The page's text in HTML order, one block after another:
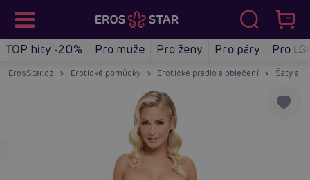
TOP hity -20% Pro muže Pro ženy Pro páry Pro
ErosStar.cz Erotické pomůcky Erotické prádlo a oblečení Šaty a